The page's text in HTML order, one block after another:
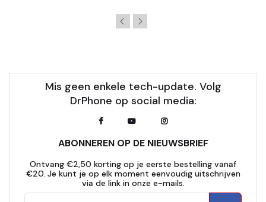
Mis geen enkele tech-update. Volg
DrPhone op social media:
ABONNEREN OP DE NIEUWSBRIEF
Ontvang €2,50 korting op je eerste bestelling vanaf
€20. Je kunt je op elk moment eenvoudig uitschrijven
via de link in onze e-mails.